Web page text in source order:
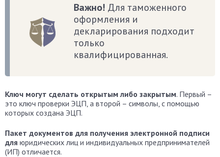
Важно! Для таможенного
оформления и
декларирования подходит
только
квалифицированная.
Ключ могут сделать открытым либо закрытым. Первый –
это ключ проверки ЭЦП, а второй – символы, с помощью
которых создана ЭЦП.
Пакет документов для получения электронной подписи
для юридических лиц и индивидуальных предпринимателей
(ИП) отличается.